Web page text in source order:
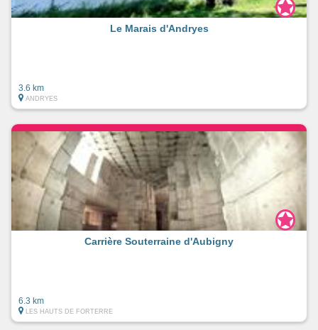
Le Marais d'Andryes
3.6 km
ANDRYES
Carrière Souterraine d'Aubigny
6.3 km
LES HAUTS DE FORTERRE